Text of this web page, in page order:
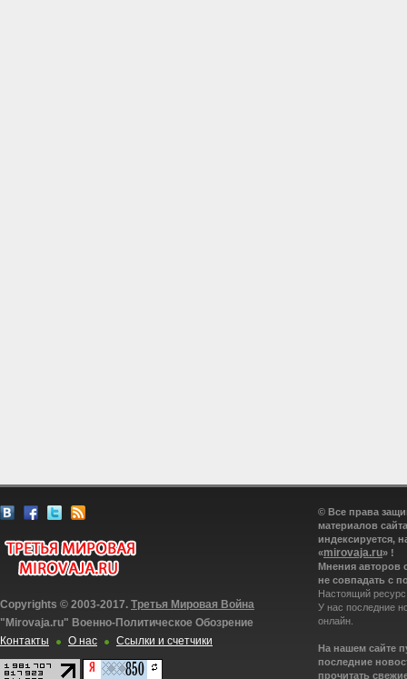
Copyrights © 2003-2017. Третья Мировая Война
"Mirovaja.ru" Военно-Политическое Обозрение
Контакты
О нас Ссылки и счетчики
© Все права
материалов
индексируется,
«mirovaja.ru» !
Мнения авторов
не совпадать с
Настоящий
У нас последние
онлайн.
На нашем сайте
последние
прочитать